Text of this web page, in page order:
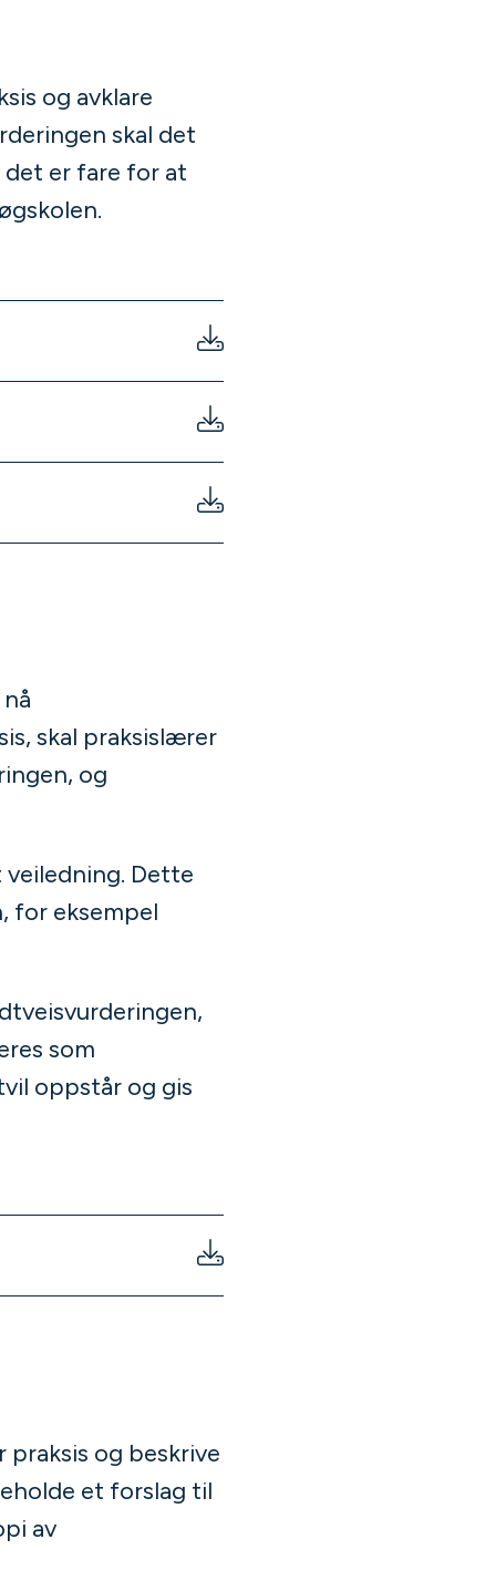
og avklare
skal det
er fare for at
skal praksislærer
og
Dette
for eksempel
som
oppstår og gis
og beskrive
et forslag til
av